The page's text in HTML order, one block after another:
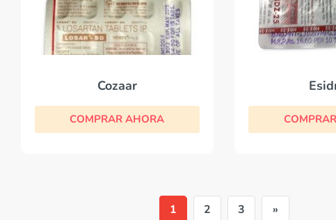
Cozaar
COMPRAR AHORA
1 2 3 »